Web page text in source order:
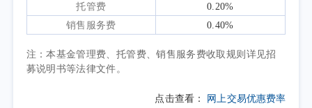
投资与销售端继续承压；制造业PMI在一季度
末重返荣枯线后修复放缓，5月回落至临界点，
内需复苏基础仍待巩固。
政策层面，4月中央政治局会议明确稳定和
增强资本市场信心，实施更加积极的财政政
托管费
0.20%
销售服务费
0.40%
注：本基金管理费、托管费、销售服务费收取规则详见招
募说明书等法律文件。
点击查看： 网上交易优惠费率